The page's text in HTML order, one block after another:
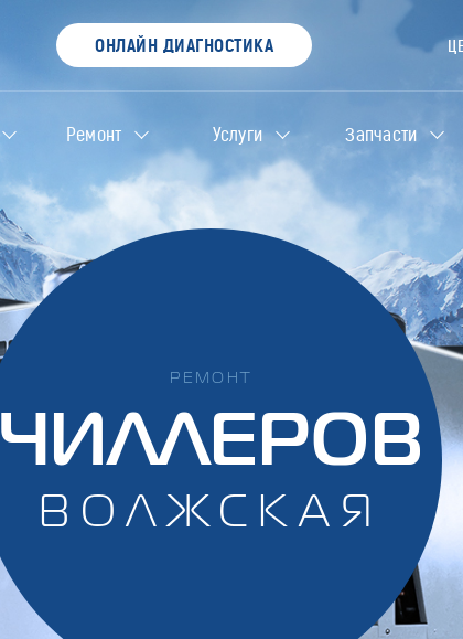
РЕМОНТ
ЧИЛЛЕРОВ
ВОЛЖСКАЯ
Ремонт Услуги Запчасти
ОНЛАЙН ДИАГНОСТИКА